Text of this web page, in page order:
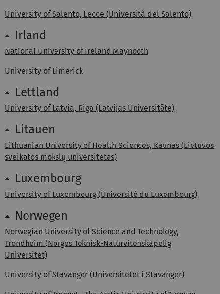
University of Salento, Lecce (Università del Salento)
Irland
National University of Ireland Maynooth
University of Limerick
Lettland
University of Latvia, Riga (Latvijas Universitāte)
Litauen
Lithuanian University of Health Sciences, Kaunas (Lietuvos
sveikatos mokslų universitetas)
Luxembourg
University of Luxembourg (Université du Luxembourg)
Norwegen
Norwegian University of Science and Technology,
Trondheim (Norges Teknisk-Naturvitenskapelig
Universitet)
University of Stavanger (Universitetet i Stavanger)